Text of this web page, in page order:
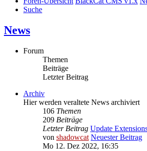
Suche
News
Forum
Themen
Beiträge
Letzter Beitrag
Archiv
Hier werden veraltete News archiviert
106 Themen
209 Beiträge
Letzter Beitrag Update
von shadowcat Neuester Beitrag
Mo 12. Dez 2022, 16:35